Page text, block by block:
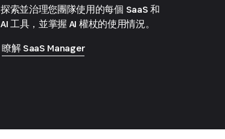
探索並治理您團隊使用的每個 SaaS 和
AI 工具，並掌握 AI 權杖的使用情況。
瞭解 SaaS Manager